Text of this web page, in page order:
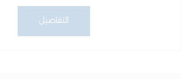
التفاصيل